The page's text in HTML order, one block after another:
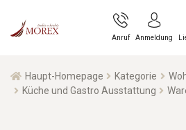
Anruf Anmeldung
Haupt-Homepage Kategorie
Küche und Gastro Ausstattung